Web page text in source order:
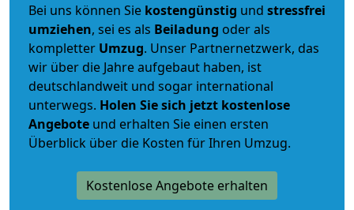
Bei uns können Sie kostengünstig und stressfrei
umziehen, sei es als Beiladung oder als
kompletter Umzug. Unser Partnernetzwerk, das
wir über die Jahre aufgebaut haben, ist
deutschlandweit und sogar international
unterwegs. Holen Sie sich jetzt kostenlose
Angebote und erhalten Sie einen ersten
Überblick über die Kosten für Ihren Umzug.
Kostenlose Angebote erhalten